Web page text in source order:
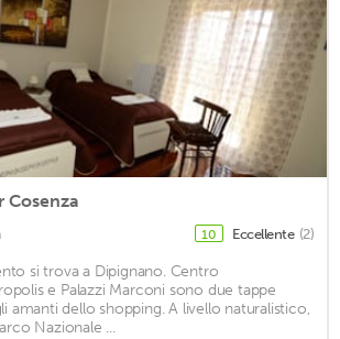
Cosenza
10 Eccellente (2)
si trova a Dipignano. Centro
e Palazzi Marconi sono due tappe
amanti dello shopping. A livello naturalistico,
Nazionale ...